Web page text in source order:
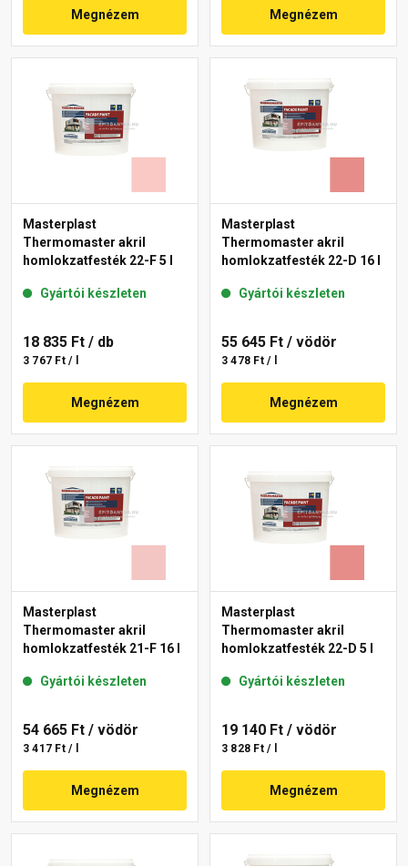
Megnézem Megnézem
Masterplast
Thermomaster akril
homlokzatfesték 22-F 5 l
Gyártói készleten
18 835 Ft / db
3 767 Ft / l
Megnézem
Masterplast
Thermomaster akril
homlokzatfesték 22-D 16 l
Gyártói készleten
55 645 Ft / vödör
3 478 Ft / l
Megnézem
Masterplast
Thermomaster akril
homlokzatfesték 21-F 16 l
Gyártói készleten
54 665 Ft / vödör
3 417 Ft / l
Megnézem
Masterplast
Thermomaster akril
homlokzatfesték 22-D 5 l
Gyártói készleten
19 140 Ft / vödör
3 828 Ft / l
Megnézem